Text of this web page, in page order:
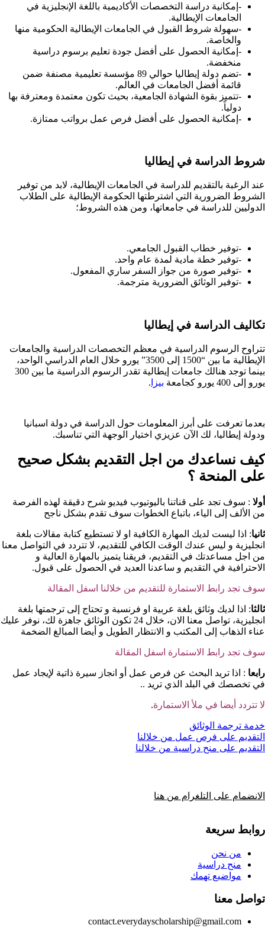
-إمكانية دراسة التخصصات الأكاديمية باللغة الإنجليزية في
الجامعات الإيطالية.
-سهولة شروط القبول في الجامعات الإيطالية الحكومية منها
والخاصة.
-إمكانية الحصول على أفضل جودة تعليم برسوم دراسية
منخفضة.
-تضم دولة إيطاليا حوالي 89 مؤسسة تعليمية مصنفة ضمن
قائمة أفضل الجامعات في العالم.
-تتميز بقوة الشهادة الجامعية، بحيث تكون معتمدة ومعترفة بها
دولياً.
-إمكانية الحصول على أفضل فرص عمل برواتب ممتازة.
شروط الدراسة في إيطاليا
عند الرغبة بالتقديم للدراسة في الجامعات الإيطالية، لابد من توفير
الشروط الضرورية التي اشترطتها الحكومة الإيطالية على الطلاب
الدوليين للدراسة في جامعاتها، ومن هذه الشروط؛
-توفير خطاب القبول الجامعي.
-توفير خطة مادية لمدة عام واحد.
-توفير صورة من جواز السفر ساري المفعول.
-توفير الوثائق الضرورية مترجمة.
تكاليف الدراسة في إيطاليا
تتراوح الرسوم الدراسية في معظم التخصصات الدراسية والجامعات
الإيطالية ما بين “1500 إلى 3500” يورو خلال العام الدراسي الواحد،
بينما توجد هنالك جامعات إيطالية تقدر الرسوم الدراسية ما بين 300
يورو إلى 400 يورو كجامعة
بيزا .
بعدما تعرفت على أبرز المعلومات حول الدراسة في دولة اسبانيا
ودولة إيطاليا، لك الآن عزيزي اختيار الوجهة التي تناسبك.
كيف نساعدك من اجل التقديم بشكل صحيح
على المنحة ؟​
أولا : سوف تجد على قناتنا باليوتيوب فيديو شرح دقيقة لهذه الفرصة
من الألف إلى الياء، باتباع الخطوات سوف تقدم بشكل ناجح
ثانيا: اذا ليست لديك المهارة الكافية او لا تستطيع كتابة مقالات بلغة
انجليزية و ليس عندك الوقت الكافي للتقديم، لا تتردد في التواصل معنا
من اجل مساعدتك في التقديم، فريقنا يتميز بالمهارة العالية و
الاحترافية في التقديم و ساعدنا العديد في الحصول على قبول.
سوف تجد رابط الاستمارة للتقديم من خلالنا اسفل المقالة
ثالثا: اذا لديك وثائق بلغة عربية او فرنسية و تحتاج إلى ترجمتها بلغة
انجليزية، تواصل معنا الان، خلال 24 تكون الوثائق جاهزة لك، نوفر عليك
عناء الذهاب إلى المكتب و الانتظار الطويل و أيضا المبالغ الضخمة
سوف تجد رابط الاستمارة اسفل المقالة
رابعا : اذا تريد البحث عن فرص عمل أو انجاز سيرة ذاتية لإيجاد عمل
في تخصصك في البلد الذي تريد ..
لا تتردد أيضا في ملأ الاستمارة.
خدمة ترجمة الوثائق
التقديم على فرص عمل من خلالنا
التقديم على منح دراسية من خلالنا
الانضمام على التلغرام من هنا
روابط سريعة
من نحن
منح دراسية
مواضيع تهمك
تواصل معنا
contact.everydayscholarship@gmail.com